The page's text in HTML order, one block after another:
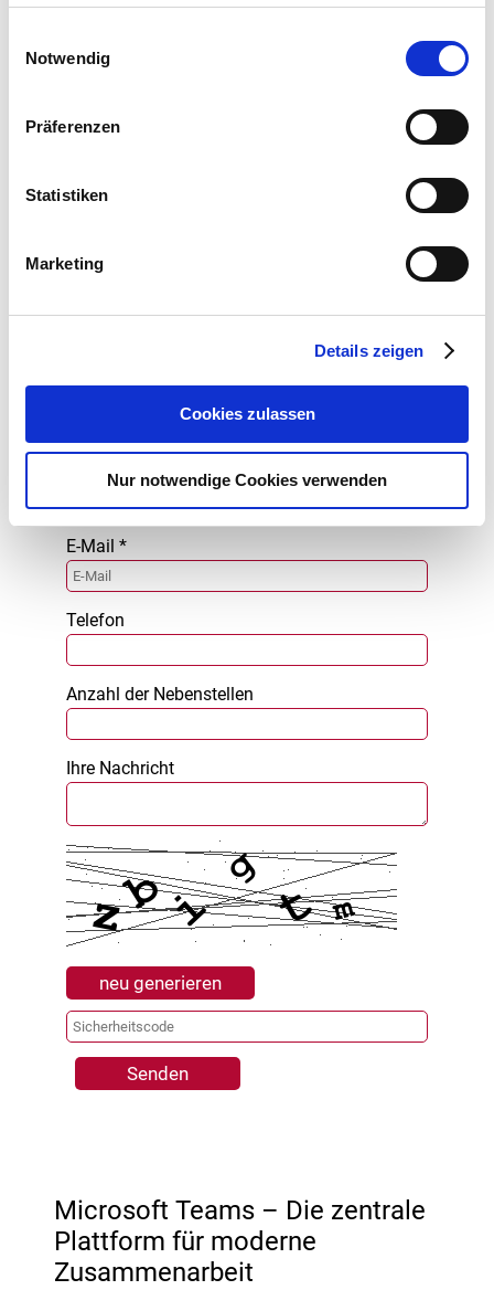
Notwendig
Präferenzen
Statistiken
Marketing
Details zeigen
Cookies zulassen
Nur notwendige Cookies verwenden
Machen Sie Microsoft Teams zur
Schaltzentrale Ihrer digitalen
Nachname *
E-Mail *
Telefon
Anzahl der Nebenstellen
Ihre Nachricht
neu generieren
Senden
Microsoft Teams – Die zentrale
Plattform für moderne
Zusammenarbeit